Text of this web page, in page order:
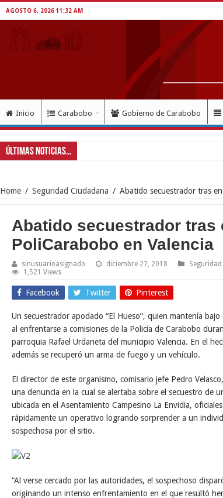
AGOSTO 6, 2026 11:32 AM
Inicio Carabobo Gobierno de Carabobo
Últimas Noticias...
Home / Seguridad Ciudadana / Abatido secuestrador tras
Abatido secuestrador tras
PoliCarabobo en Valencia
sinusuarioasignado diciembre 27, 2018
1,521 Views
Facebook Twitter Pinterest
Un secuestrador apodado “El Hueso”, quien mantenía
al enfrentarse a comisiones de la Policía de Carabobo
parroquia Rafael Urdaneta del municipio Valencia. En el
además se recuperó un arma de fuego y un vehículo.
El director de este organismo, comisario jefe Pedro
una denuncia en la cual se alertaba sobre el secuestro de
ubicada en el Asentamiento Campesino La Envidia,
rápidamente un operativo logrando sorprender a un
sospechosa por el sitio.
“Al verse cercado por las autoridades, el sospechoso
originando un intenso enfrentamiento en el que resultó